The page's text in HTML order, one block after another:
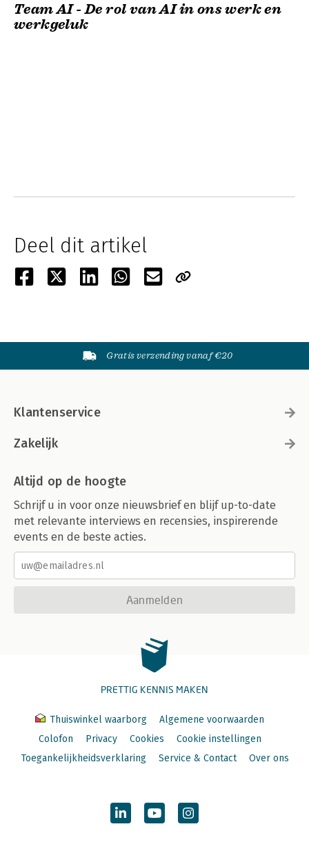
Team AI - De rol van AI in ons werk en
werkgeluk
Deel dit artikel
Gratis verzending vanaf €20
Klantenservice
Zakelijk
Altijd op de hoogte
Schrijf u in voor onze nieuwsbrief en blijf up-to-date
met relevante interviews en recensies, inspirerende
events en de beste acties.
Aanmelden
PRETTIG KENNIS MAKEN
Thuiswinkel waarborg
Algemene voorwaarden
Colofon
Privacy Cookies
Cookie instellingen
Toegankelijkheidsverklaring
Service & Contact Over ons